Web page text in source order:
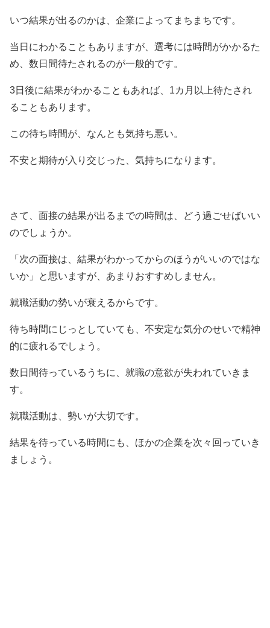
いつ結果が出るのかは、企業によってまちまちです。
当日にわかることもありますが、選考には時間がかかるた
め、数日間待たされるのが一般的です。
3日後に結果がわかることもあれば、1カ月以上待たされ
ることもあります。
この待ち時間が、なんとも気持ち悪い。
不安と期待が入り交じった、気持ちになります。
さて、面接の結果が出るまでの時間は、どう過ごせばいい
のでしょうか。
「次の面接は、結果がわかってからのほうがいいのではな
いか」と思いますが、あまりおすすめしません。
就職活動の勢いが衰えるからです。
待ち時間にじっとしていても、不安定な気分のせいで精神
的に疲れるでしょう。
数日間待っているうちに、就職の意欲が失われていきま
す。
就職活動は、勢いが大切です。
結果を待っている時間にも、ほかの企業を次々回っていき
ましょう。